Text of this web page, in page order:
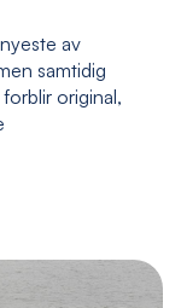
av
samtidig
original,